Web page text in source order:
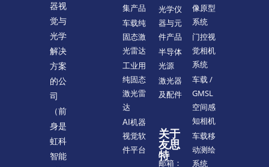
器视
觉与
光学
解决
方案
的公
司
（前
身是
虹科
智能
集产品
车载纯
固态激
光雷达
工业用
纯固态
激光雷
达
AI机器
视觉软
件平台
光学仪
器与元
件产品
半导体
光源
激光器
及配件
关于
友思
特
邮箱：
像原型
系统
门控视
觉相机
系统
车载 /
GMSL
空间感
知相机
车载移
动测绘
系统